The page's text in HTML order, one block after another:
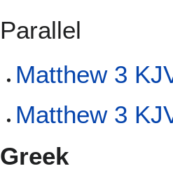
Parallel
Matthew 3
Matthew 3
Greek